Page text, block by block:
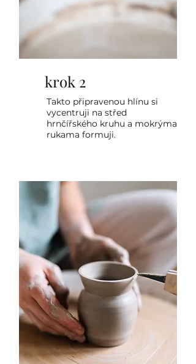
krok 2
Takto připravenou hlínu si
vycentruji na střed
hrnčířského kruhu a mokrýma
rukama formuji.